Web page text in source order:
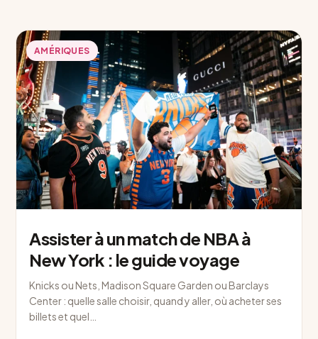
AMÉRIQUES
Assister à un match de NBA à
New York : le guide voyage
Knicks ou Nets, Madison Square Garden ou Barclays
Center : quelle salle choisir, quand y aller, où acheter ses
billets et quel…